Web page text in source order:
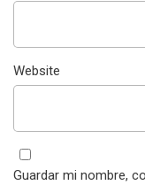
Website
Guardar mi nombre,